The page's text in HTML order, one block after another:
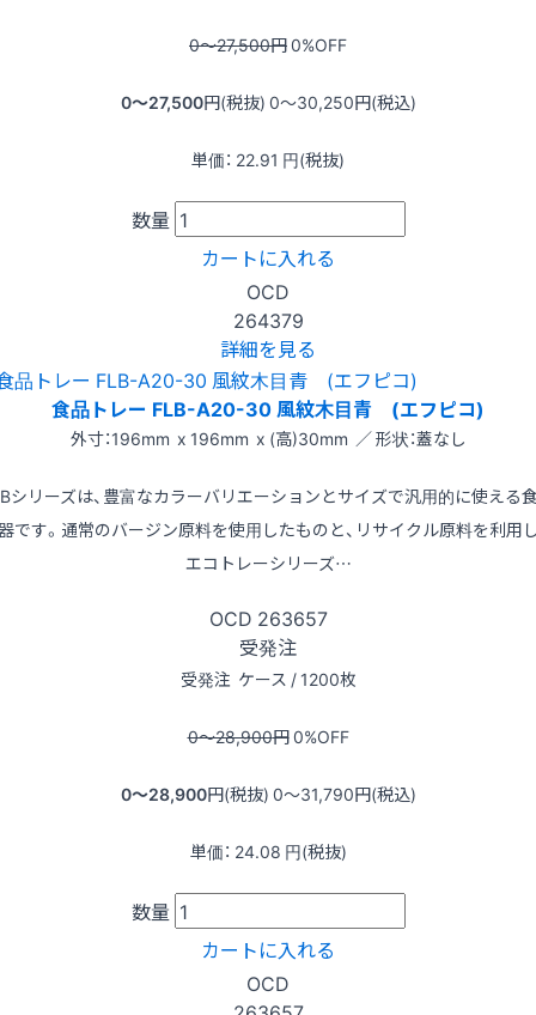
0〜27,500円0%OFF
0〜27,500円(税抜) 0〜30,250円(税込)
単価： 22.91 円(税抜)
数量
カートに入れる
OCD
264379
詳細を見る
食品トレー FLB-A20-30 風紋木目青 (エフピコ)
外寸：196mm x 196mm x (高)30mm ／ 形状：蓋なし
シリーズは、豊富なカラーバリエーションとサイズで汎用的に使える
です。通常のバージン原料を使用したものと、リサイクル原料を利用
エコトレーシリーズ…
OCD 263657
受発注
受発注 ケース / 1200枚
0〜28,900円0%OFF
0〜28,900円(税抜) 0〜31,790円(税込)
単価： 24.08 円(税抜)
数量
カートに入れる
OCD